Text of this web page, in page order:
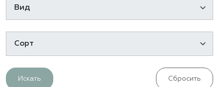
Искать Сбросить